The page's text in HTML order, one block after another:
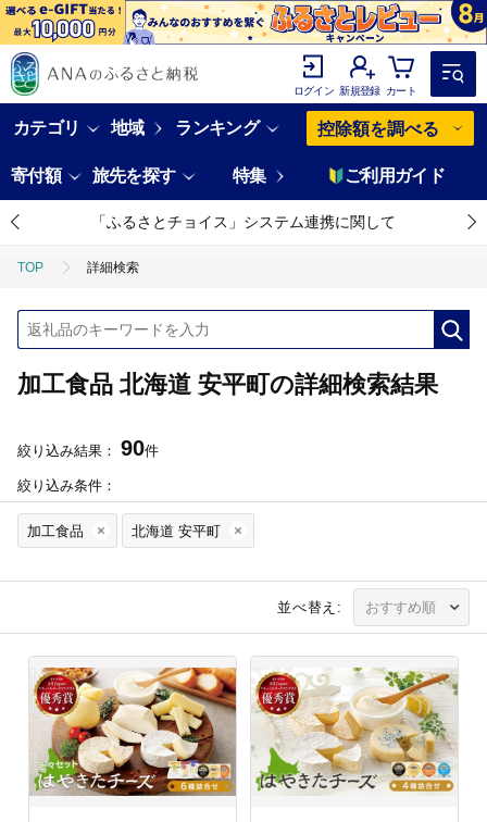
ログイン 新規登録 カート
カテゴリ 地域 ランキング 控除額を調べる
寄付額 旅先を探す 特集 ご利用ガイド
「ふるさとチョイス」システム連携に関して
TOP 詳細検索
加工食品 北海道 安平町の詳細検索結果
絞り込み結果： 90件
絞り込み条件：
加工食品 北海道 安平町
並べ替え: